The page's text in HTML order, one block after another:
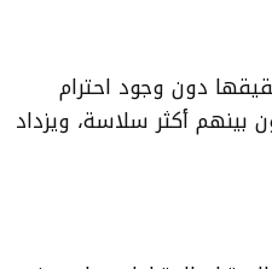
دون وجود احترام
بينهم أكثر سلاسة، ويزداد